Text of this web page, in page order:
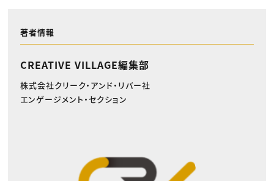
著者情報
CREATIVE VILLAGE編集部
株式会社クリーク・アンド・リバー社
エンゲージメント・セクション